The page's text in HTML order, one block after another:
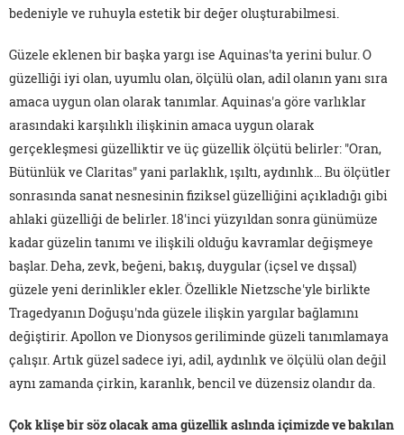
bedeniyle ve ruhuyla estetik bir değer oluşturabilmesi.
Güzele eklenen bir başka yargı ise Aquinas'ta yerini bulur. O
güzelliği iyi olan, uyumlu olan, ölçülü olan, adil olanın yanı sıra
amaca uygun olan olarak tanımlar. Aquinas'a göre varlıklar
arasındaki karşılıklı ilişkinin amaca uygun olarak
gerçekleşmesi güzelliktir ve üç güzellik ölçütü belirler: "Oran,
Bütünlük ve Claritas" yani parlaklık, ışıltı, aydınlık… Bu ölçütler
sonrasında sanat nesnesinin fiziksel güzelliğini açıkladığı gibi
ahlaki güzelliği de belirler. 18'inci yüzyıldan sonra günümüze
kadar güzelin tanımı ve ilişkili olduğu kavramlar değişmeye
başlar. Deha, zevk, beğeni, bakış, duygular (içsel ve dışsal)
güzele yeni derinlikler ekler. Özellikle Nietzsche'yle birlikte
Tragedyanın Doğuşu'nda güzele ilişkin yargılar bağlamını
değiştirir. Apollon ve Dionysos geriliminde güzeli tanımlamaya
çalışır. Artık güzel sadece iyi, adil, aydınlık ve ölçülü olan değil
aynı zamanda çirkin, karanlık, bencil ve düzensiz olandır da.
Çok klişe bir söz olacak ama güzellik aslında içimizde ve bakılan